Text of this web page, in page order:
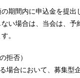
期間内に申込金を提出
い場合は、当会は、予
。
拒否）
場合において、募集型